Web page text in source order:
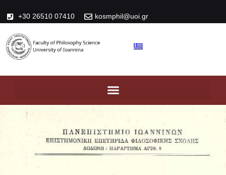
+30 26510 07410 kosmphil@uoi.gr